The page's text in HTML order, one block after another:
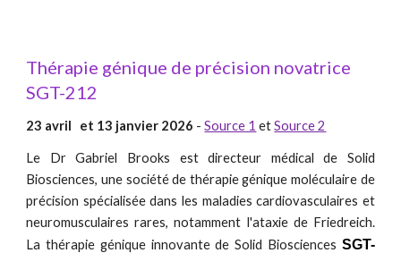
Thérapie génique de précision novatrice
SGT-212
23 avril et 13 janvier 2026 -Source 1 etSource 2
Le Dr Gabriel Brooks est directeur médical de Solid
Biosciences, une société de thérapie génique moléculaire de
précision spécialisée dans les maladies cardiovasculaires et
neuromusculaires rares, notamment l'ataxie de Friedreich.
La thérapie génique innovante de Solid Biosciences SGT-